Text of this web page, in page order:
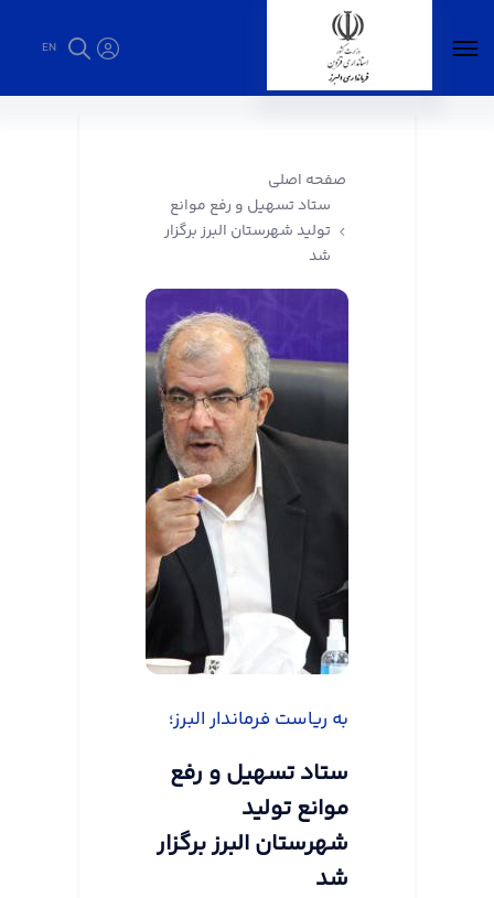
EN
صفحه اصلی
ستاد تسهیل و رفع موانع
تولید شهرستان البرز برگزار
شد
به ریاست فرماندار البرز؛
ستاد تسهیل و رفع
موانع تولید
شهرستان البرز برگزار
شد